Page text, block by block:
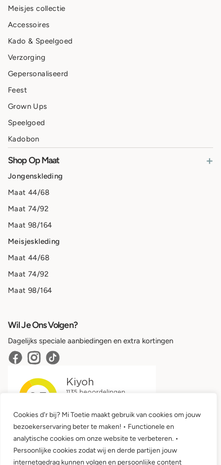
Cookies d'r bij? Mi Toetie maakt gebruik van cookies om jouw
bezoekerservaring beter te maken! • Functionele en
analytische cookies om onze website te verbeteren. •
Persoonlijke cookies zodat wij en derde partijen jouw
internetgedrag kunnen volgen en persoonlijke content
Meisjes collectie
Accessoires
Kado & Speelgoed
Verzorging
Gepersonaliseerd
Feest
Grown Ups
Speelgoed
Kadobon
Shop Op Maat +
Jongenskleding
Maat 44/68
Maat 74/92
Maat 98/164
Meisjeskleding
Maat 44/68
Maat 74/92
Maat 98/164
Wil Je Ons Volgen?
Dagelijks speciale aanbiedingen en extra kortingen